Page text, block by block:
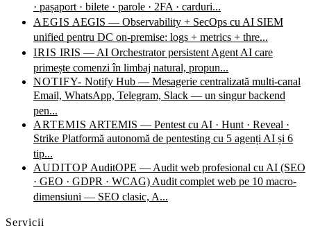
· pașaport · bilete · parole · 2FA · carduri...
AEGIS AEGIS — Observability + SecOps cu AI SIEM
unified pentru DC on-premise: logs + metrics + thre...
IRIS IRIS — AI Orchestrator persistent Agent AI care
primește comenzi în limbaj natural, propun...
NOTIFY- Notify Hub — Mesagerie centralizată multi-canal
Email, WhatsApp, Telegram, Slack — un singur backend
pen...
ARTEMIS ARTEMIS — Pentest cu AI · Hunt · Reveal ·
Strike Platformă autonomă de pentesting cu 5 agenți AI și 6
tip...
AUDITOP AuditOPE — Audit web profesional cu AI (SEO
· GEO · GDPR · WCAG) Audit complet web pe 10 macro-
dimensiuni — SEO clasic, A...
Servicii